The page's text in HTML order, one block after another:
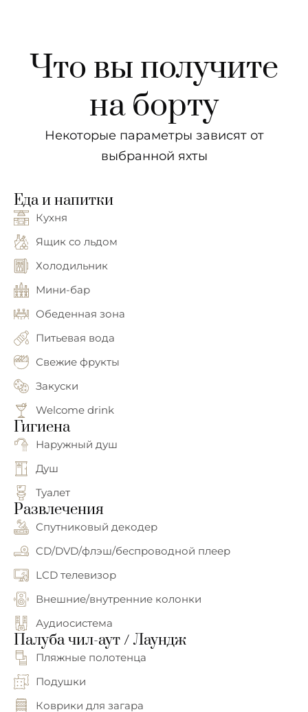
Что вы получите
на борту
Некоторые параметры зависят от
выбранной яхты
Еда и напитки
Кухня
Ящик со льдом
Холодильник
Мини-бар
Обеденная зона
Питьевая вода
Свежие фрукты
Закуски
Welcome drink
Гигиена
Наружный душ
Душ
Туалет
Развлечения
Спутниковый декодер
CD/DVD/флэш/беспроводной плеер
LCD телевизор
Внешние/внутренние колонки
Аудиосистема
Палуба чил-аут / Лаундж
Пляжные полотенца
Подушки
Коврики для загара